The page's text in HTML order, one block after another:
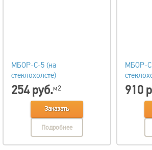
МБОР-С-5 (на
стеклохолсте)
254 руб.м2
Заказать
Подробнее
МБОР-
910